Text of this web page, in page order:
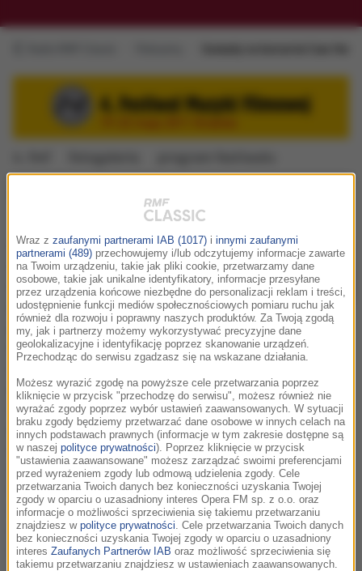
Gwiazdy na koncercie Czas Honoru
– Bartosz Chajdecki
Gwiazdy polskiego kina – Magdalena
Różczka, Maciej Zakościelny, Antoni
Pawlicki i Jan Wieczorkowski oraz sam
kompozytor Bartosz Chajdecki – będą
gośćmi finałowego koncertu 4. Festiwalu
Muzyki Filmowej w Krakowie. W
niedzielę (22 maja) o godz. 18.00, po raz
pierwszy w Polsce wykonana zostanie
muzyka do jednej z najważniejszych
produkcji telewizyjnych ostatnich lat –
Czasu Honoru. Koncert jest organizowany
we współpracy z TVP i AKSON Studio.
UWAGA: przygotowaliśmy dla Was
niespodziankę - możliwość spotkania i
rozmowy z gwiazdami Czasu Honoru.
Szczegóły już wkrótce!
Wraz z zaufanymi partnerami IAB (1017) i innymi zaufanymi
partnerami (489) przechowujemy i/lub odczytujemy informacje zawarte
na Twoim urządzeniu, takie jak pliki cookie, przetwarzamy dane
osobowe, takie jak unikalne identyfikatory, informacje przesyłane
przez urządzenia końcowe niezbędne do personalizacji reklam i treści,
udostępnienie funkcji mediów społecznościowych pomiaru ruchu jak
również dla rozwoju i poprawny naszych produktów. Za Twoją zgodą
my, jak i partnerzy możemy wykorzystywać precyzyjne dane
geolokalizacyjne i identyfikację poprzez skanowanie urządzeń.
Przechodząc do serwisu zgadzasz się na wskazane działania.
Możesz wyrazić zgodę na powyższe cele przetwarzania poprzez
kliknięcie w przycisk "przechodzę do serwisu", możesz również nie
wyrażać zgody poprzez wybór ustawień zaawansowanych. W sytuacji
braku zgody będziemy przetwarzać dane osobowe w innych celach na
innych podstawach prawnych (informacje w tym zakresie dostępne są
w naszej polityce prywatności). Poprzez kliknięcie w przycisk
"ustawienia zaawansowane" możesz zarządzać swoimi preferencjami
przed wyrażeniem zgody lub odmową udzielenia zgody. Cele
przetwarzania Twoich danych bez konieczności uzyskania Twojej
zgody w oparciu o uzasadniony interes Opera FM sp. z o.o. oraz
informacje o możliwości sprzeciwienia się takiemu przetwarzaniu
znajdziesz w polityce prywatności . Cele przetwarzania Twoich danych
bez konieczności uzyskania Twojej zgody w oparciu o uzasadniony
interes Zaufanych Partnerów IAB oraz możliwość sprzeciwienia się
takiemu przetwarzaniu znajdziesz w ustawieniach zaawansowanych.